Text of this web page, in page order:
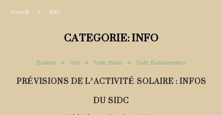
Accueil Info
CATEGORIE:INFO
Bulletin Info Trafic Radio Trafic Radioamateur
PRÉVISIONS DE L’ACTIVITÉ SOLAIRE : INFOS
DU SIDC